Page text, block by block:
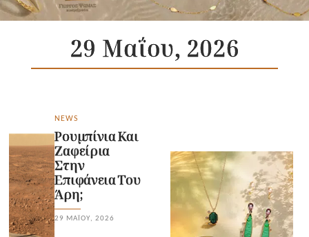
29 Μαΐου, 2026
NEWS
Ρουμπίνια Και
Ζαφείρια
Στην
Επιφάνεια Του
Άρη;
29 ΜΑΪ́ΟΥ, 2026